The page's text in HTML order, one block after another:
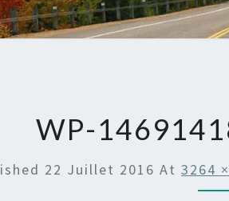
WP-
22 Juillet 2016 At3264